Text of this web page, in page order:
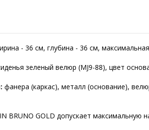
- 36 см, глубина - 36 см,
зеленый велюр (MJ9-88), цвет
фанера (каркас), металл (основание),
BRUNO GOLD допускает максимальную